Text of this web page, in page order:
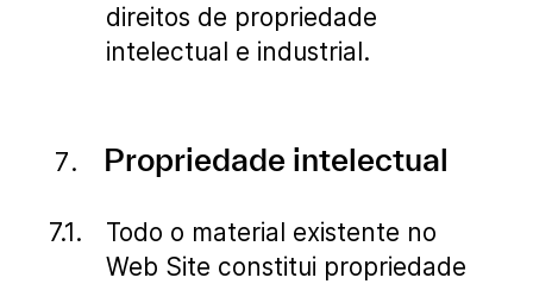
direitos de propriedade
intelectual e industrial.
Propriedade intelectual
Todo o material existente no
Web Site constitui propriedade